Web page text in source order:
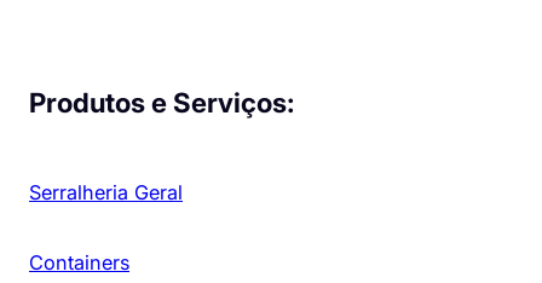
Produtos e Serviços:
Serralheria Geral
Containers